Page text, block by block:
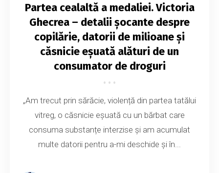
Partea cealaltă a medaliei. Victoria
Ghecrea – detalii șocante despre
copilărie, datorii de milioane și
căsnicie eșuată alături de un
consumator de droguri
„Am trecut prin sărăcie, violență din partea tatălui
vitreg, o căsnicie eșuată cu un bărbat care
consuma substanțe interzise și am acumulat
multe datorii pentru a-mi deschide și în...